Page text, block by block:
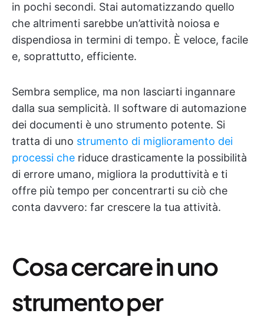
in pochi secondi. Stai automatizzando quello
che altrimenti sarebbe un’attività noiosa e
dispendiosa in termini di tempo. È veloce, facile
e, soprattutto, efficiente.
Sembra semplice, ma non lasciarti ingannare
dalla sua semplicità. Il software di automazione
dei documenti è uno strumento potente. Si
tratta di uno strumento di miglioramento dei
processi che riduce drasticamente la possibilità
di errore umano, migliora la produttività e ti
offre più tempo per concentrarti su ciò che
conta davvero: far crescere la tua attività.
Cosa cercare in uno
strumento per